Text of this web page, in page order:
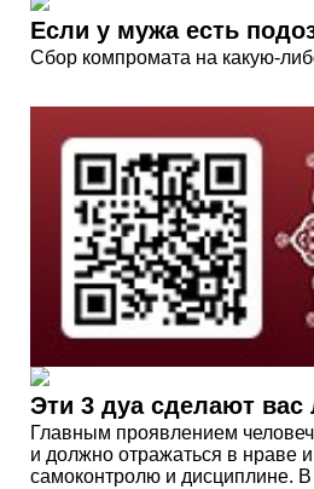
Если у мужа есть
Сбор компромата на какую-
Эти 3 дуа сделают вас
Главным проявлением
и должно отражаться в нраве
самоконтролю и дисциплине.